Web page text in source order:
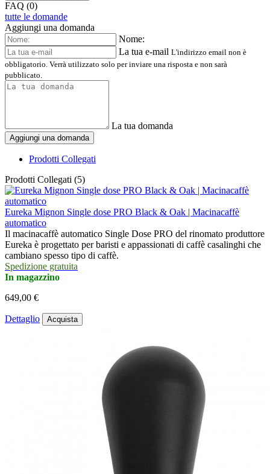
FAQ (0)
tutte le domande
Aggiungi una domanda
Nome:
La tua e-mail L'indirizzo email non è
obbligatorio. Verrà utilizzato solo per inviare una risposta e non sarà
pubblicato.
La tua domanda
Aggiungi una domanda
Prodotti Collegati
Prodotti Collegati (5)
Eureka Mignon Single dose PRO Black & Oak | Macinacaffè
automatico
Il macinacaffè automatico Single Dose PRO del rinomato produttore
Eureka è progettato per baristi e appassionati di caffè casalinghi che
cambiano spesso tipo di caffè.
Spedizione gratuita
In magazzino
649,00 €
Dettaglio Acquista